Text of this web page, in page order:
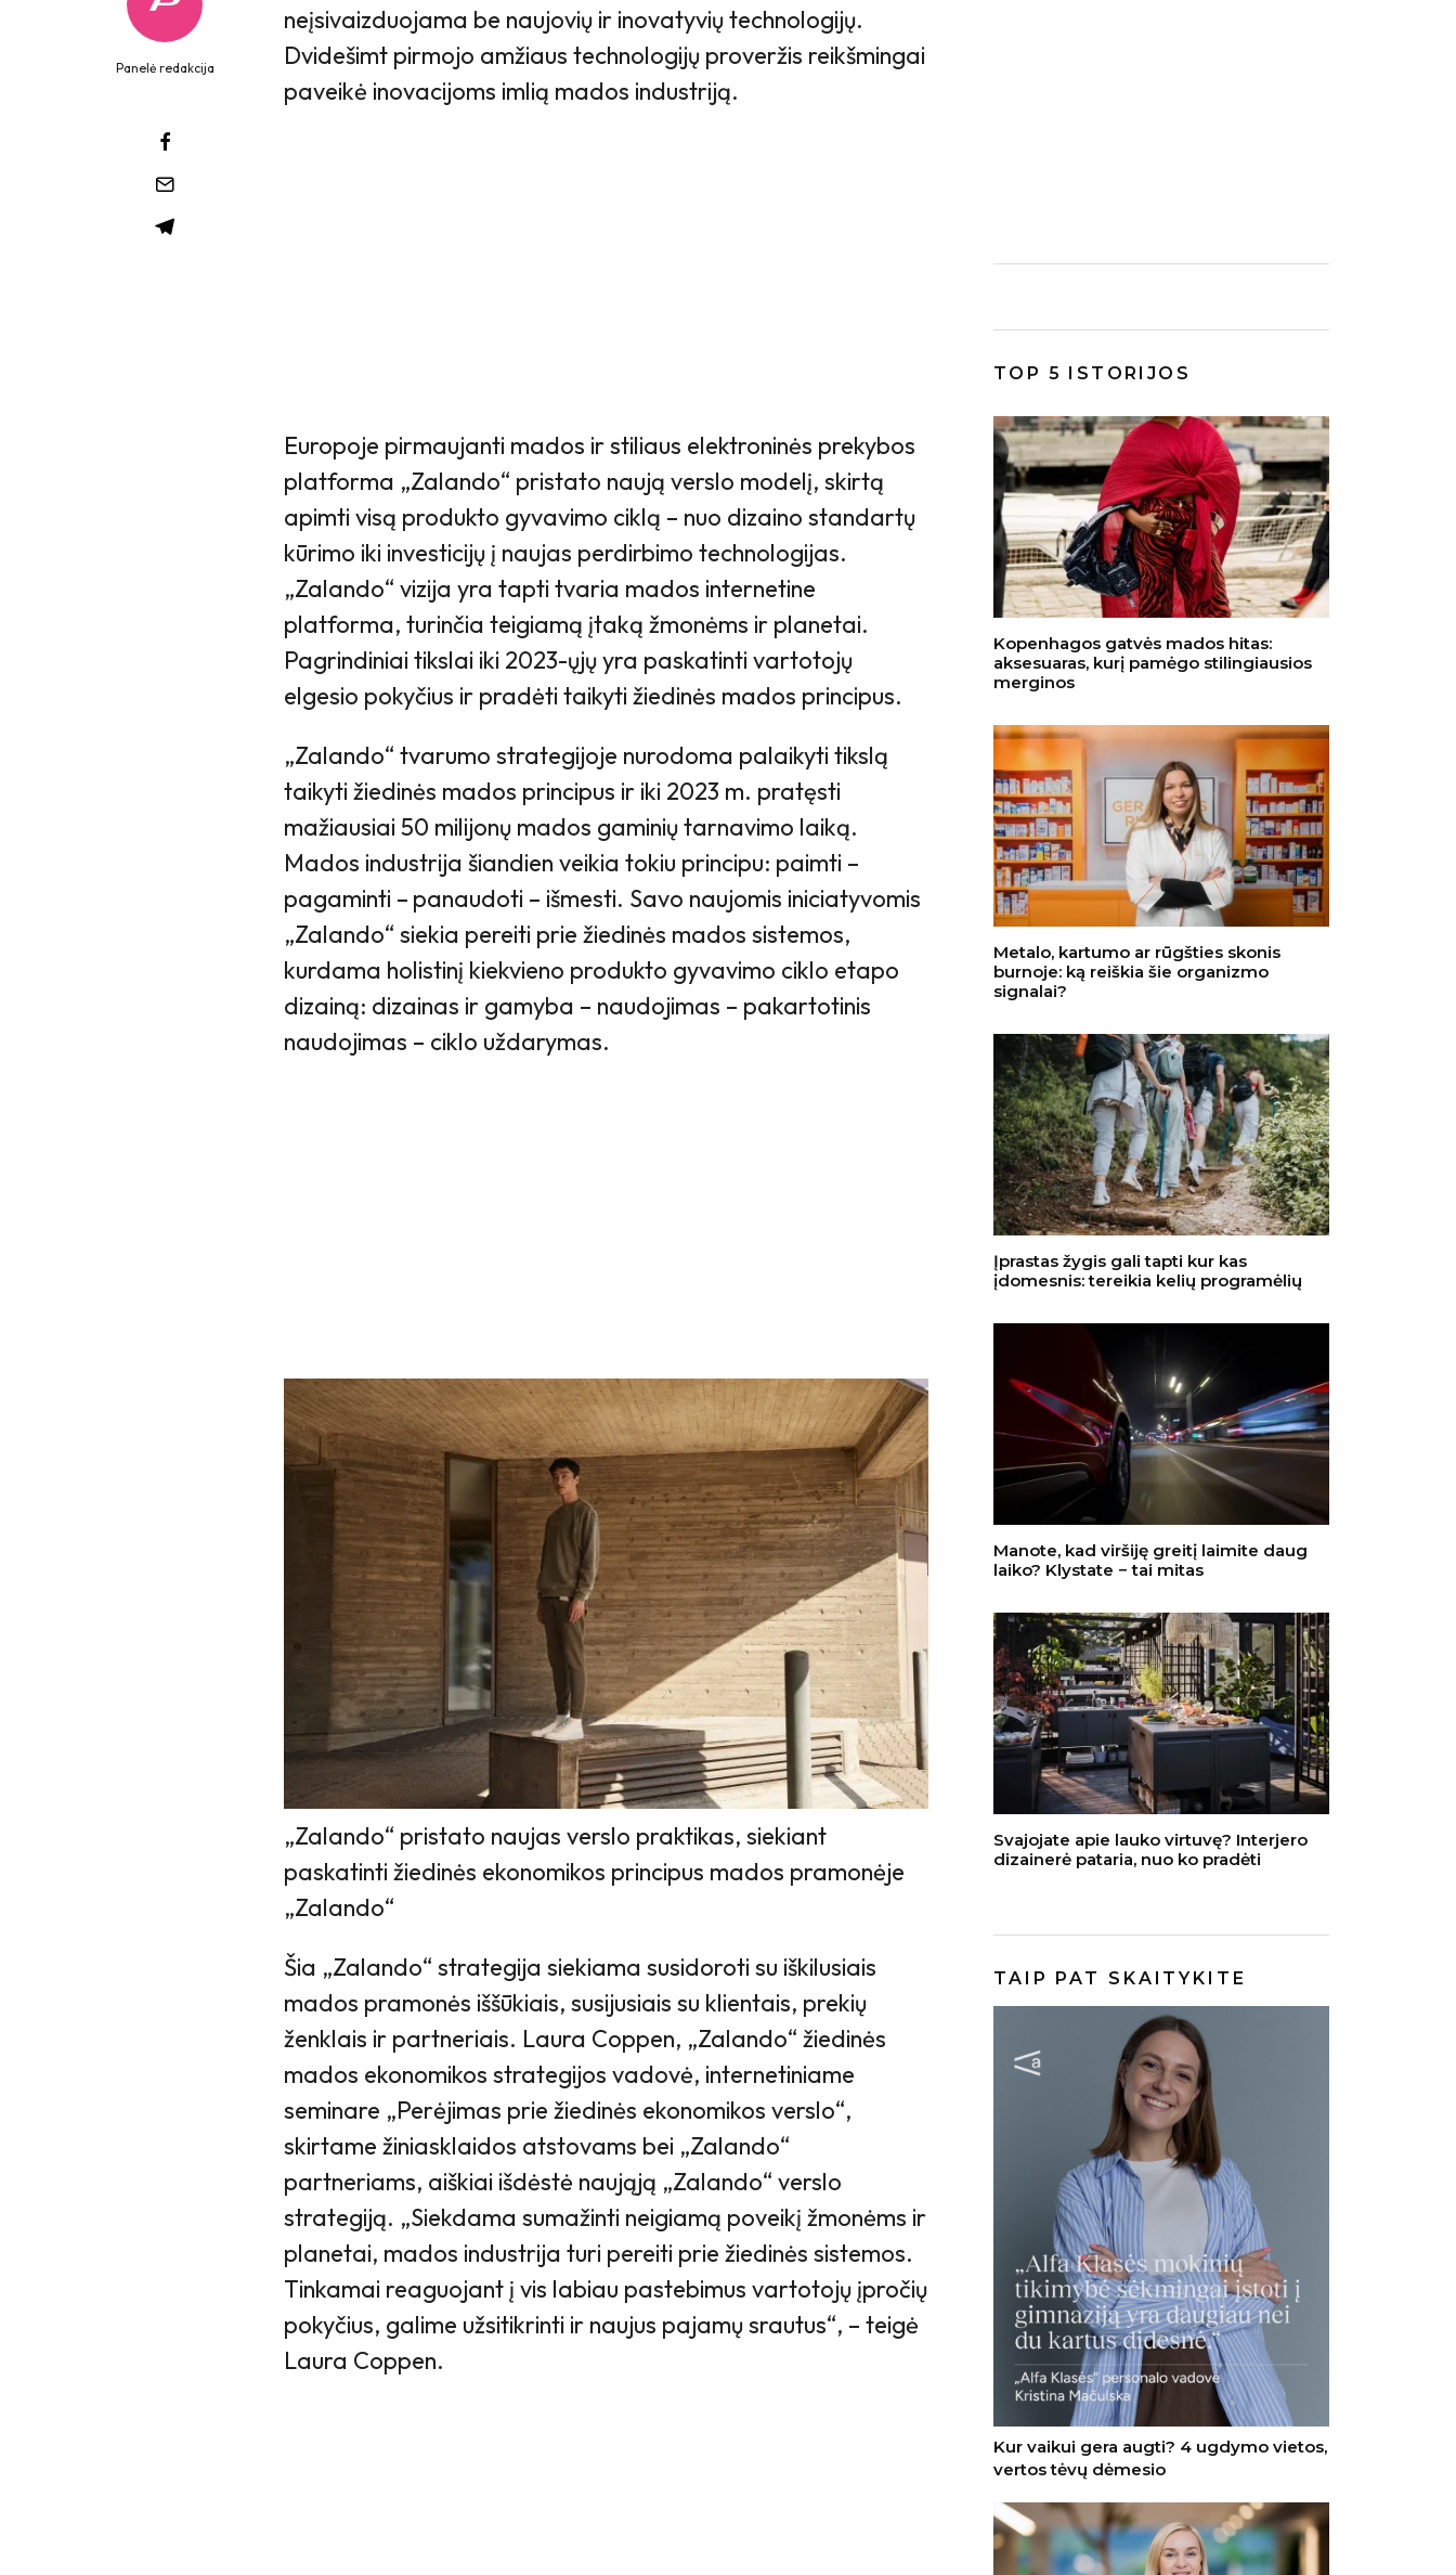
Panelė redakcija
neįsivaizduojama be naujovių ir inovatyvių technologijų.
Dvidešimt pirmojo amžiaus technologijų proveržis reikšmingai
paveikė inovacijoms imlią mados industriją.
Europoje pirmaujanti mados ir stiliaus elektroninės prekybos
platforma „Zalando“ pristato naują verslo modelį, skirtą
apimti visą produkto gyvavimo ciklą – nuo dizaino standartų
kūrimo iki investicijų į naujas perdirbimo technologijas.
„Zalando“ vizija yra tapti tvaria mados internetine
platforma, turinčia teigiamą įtaką žmonėms ir planetai.
Pagrindiniai tikslai iki 2023-ųjų yra paskatinti vartotojų
elgesio pokyčius ir pradėti taikyti žiedinės mados principus.
„Zalando“ tvarumo strategijoje nurodoma palaikyti tikslą
taikyti žiedinės mados principus ir iki 2023 m. pratęsti
mažiausiai 50 milijonų mados gaminių tarnavimo laiką.
Mados industrija šiandien veikia tokiu principu: paimti –
pagaminti – panaudoti – išmesti. Savo naujomis iniciatyvomis
„Zalando“ siekia pereiti prie žiedinės mados sistemos,
kurdama holistinį kiekvieno produkto gyvavimo ciklo etapo
dizainą: dizainas ir gamyba – naudojimas – pakartotinis
naudojimas – ciklo uždarymas.
„Zalando“ pristato naujas verslo praktikas, siekiant
paskatinti žiedinės ekonomikos principus mados pramonėje
„Zalando“
Šia „Zalando“ strategija siekiama susidoroti su iškilusiais
mados pramonės iššūkiais, susijusiais su klientais, prekių
ženklais ir partneriais. Laura Coppen, „Zalando“ žiedinės
mados ekonomikos strategijos vadovė, internetiniame
seminare „Perėjimas prie žiedinės ekonomikos verslo“,
skirtame žiniasklaidos atstovams bei „Zalando“
partneriams, aiškiai išdėstė naująją „Zalando“ verslo
strategiją. „Siekdama sumažinti neigiamą poveikį žmonėms ir
planetai, mados industrija turi pereiti prie žiedinės sistemos.
Tinkamai reaguojant į vis labiau pastebimus vartotojų įpročių
pokyčius, galime užsitikrinti ir naujus pajamų srautus“, – teigė
Laura Coppen.
TOP 5 ISTORIJOS
Kopenhagos gatvės mados hitas:
aksesuaras, kurį pamėgo stilingiausios
merginos
Metalo, kartumo ar rūgšties skonis
burnoje: ką reiškia šie organizmo
signalai?
Įprastas žygis gali tapti kur kas
įdomesnis: tereikia kelių programėlių
Manote, kad viršiję greitį laimite daug
laiko? Klystate − tai mitas
Svajojate apie lauko virtuvę? Interjero
dizainerė pataria, nuo ko pradėti
TAIP PAT SKAITYKITE
Kur vaikui gera augti? 4 ugdymo vietos,
vertos tėvų dėmesio